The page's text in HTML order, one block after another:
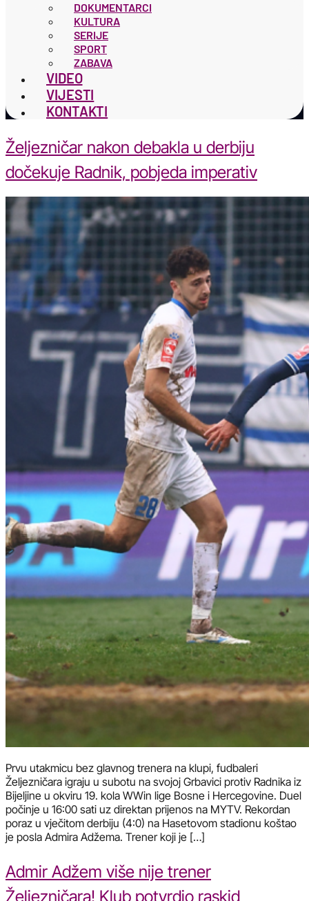
DOKUMENTARCI
KULTURA
SERIJE
SPORT
ZABAVA
VIDEO
VIJESTI
KONTAKTI
Željezničar nakon debakla u derbiju
dočekuje Radnik, pobjeda imperativ
Prvu utakmicu bez glavnog trenera na klupi, fudbaleri
Željezničara igraju u subotu na svojoj Grbavici protiv Radnika iz
Bijeljine u okviru 19. kola WWin lige Bosne i Hercegovine. Duel
počinje u 16:00 sati uz direktan prijenos na MYTV. Rekordan
poraz u vječitom derbiju (4:0) na Hasetovom stadionu koštao
je posla Admira Adžema. Trener koji je […]
Admir Adžem više nije trener
Željezničara! Klub potvrdio raskid